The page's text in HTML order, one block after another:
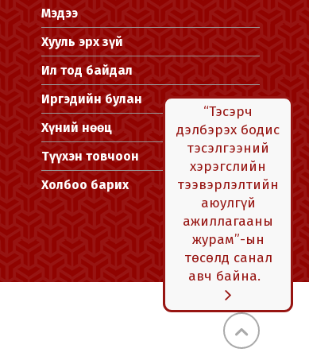
Мэдээ
Хууль эрх зүй
Ил тод байдал
Иргэдийн булан
Хүний нөөц
Түүхэн товчоон
Холбоо барих
“Тэсэрч
дэлбэрэх бодис
тэсэлгээний
хэрэгслийн
тээвэрлэлтийн
аюулгүй
ажиллагааны
журам”-ын
төсөлд санал
авч байна.